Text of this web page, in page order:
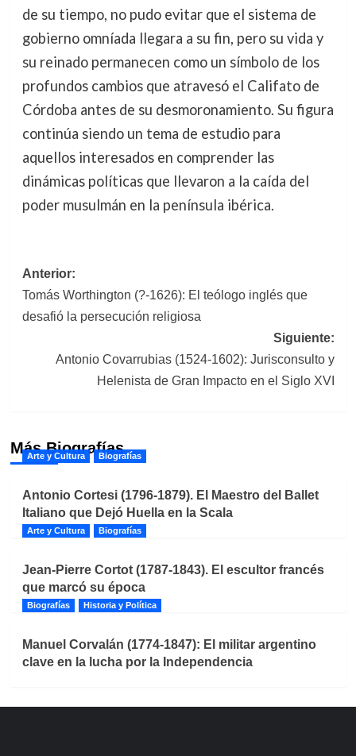
de su tiempo, no pudo evitar que el sistema de
gobierno omníada llegara a su fin, pero su vida y
su reinado permanecen como un símbolo de los
profundos cambios que atravesó el Califato de
Córdoba antes de su desmoronamiento. Su figura
continúa siendo un tema de estudio para
aquellos interesados en comprender las
dinámicas políticas que llevaron a la caída del
poder musulmán en la península ibérica.
Navegación
de
entradas
Anterior:
Tomás Worthington (?-1626): El teólogo inglés que
desafió la persecución religiosa
Siguiente:
Antonio Covarrubias (1524-1602): Jurisconsulto y
Helenista de Gran Impacto en el Siglo XVI
Más Biografías
Arte y Cultura Biografías
Antonio Cortesi (1796-1879). El Maestro del Ballet
Italiano que Dejó Huella en la Scala
Arte y Cultura Biografías
Jean-Pierre Cortot (1787-1843). El escultor francés
que marcó su época
Biografías Historia y Política
Manuel Corvalán (1774-1847): El militar argentino
clave en la lucha por la Independencia